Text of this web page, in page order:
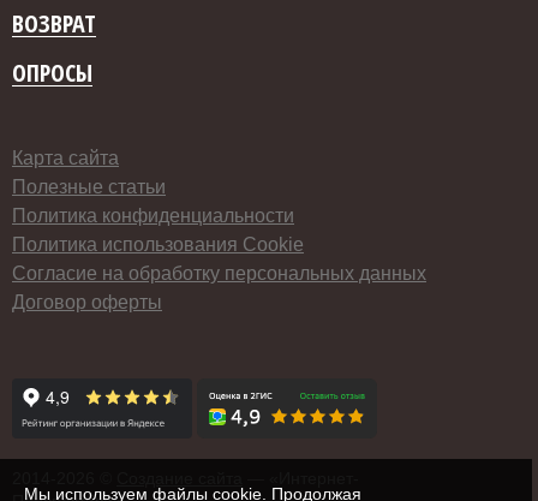
ВОЗВРАТ
ОПРОСЫ
Карта сайта
Полезные статьи
Политика конфиденциальности
Политика использования Cookie
Согласие на обработку персональных данных
Договор оферты
Мы используем файлы cookie. Продолжая